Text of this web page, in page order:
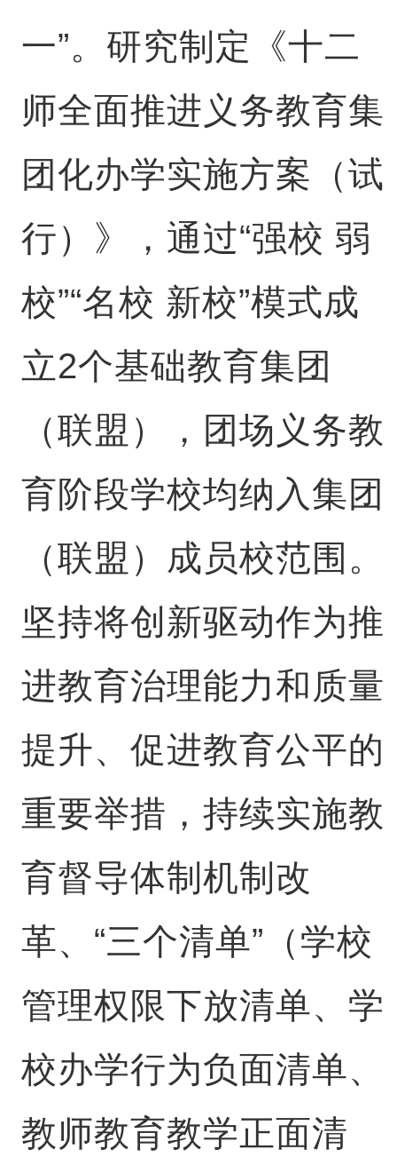
一”。研究制定《十二
师全面推进义务教育集
团化办学实施方案（试
行）》，通过“强校 弱
校”“名校 新校”模式成
立2个基础教育集团
（联盟），团场义务教
育阶段学校均纳入集团
（联盟）成员校范围。
坚持将创新驱动作为推
进教育治理能力和质量
提升、促进教育公平的
重要举措，持续实施教
育督导体制机制改
革、“三个清单”（学校
管理权限下放清单、学
校办学行为负面清单、
教师教育教学正面清